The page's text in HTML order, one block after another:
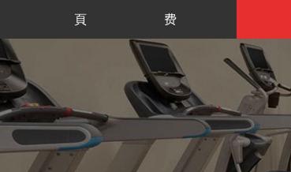
頁 费